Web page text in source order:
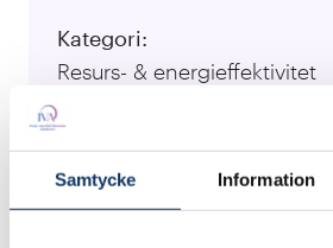
Samtycke Information
Kategori:
Resurs- & energieffektivitet
Lärosäten:
Uppsala universitet
Ansvarig forskare: